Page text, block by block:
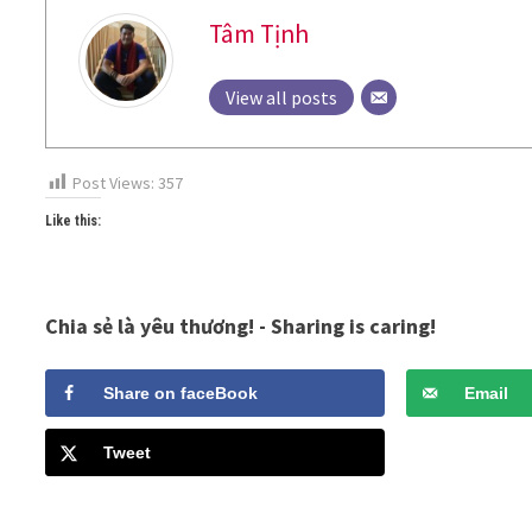
Tâm Tịnh
View all posts
Post Views: 357
Like this:
Chia sẻ là yêu thương! - Sharing is caring!
Share on faceBook Email
Tweet